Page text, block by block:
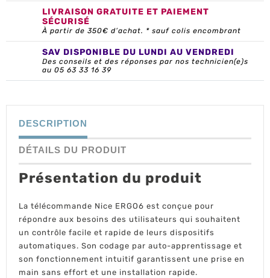
LIVRAISON GRATUITE ET PAIEMENT
SÉCURISÉ
À partir de 350€ d’achat. * sauf colis encombrant
SAV DISPONIBLE DU LUNDI AU VENDREDI
Des conseils et des réponses par nos technicien(e)s
au 05 63 33 16 39
DESCRIPTION
DÉTAILS DU PRODUIT
Présentation du produit
La télécommande Nice ERGO6 est conçue pour
répondre aux besoins des utilisateurs qui souhaitent
un contrôle facile et rapide de leurs dispositifs
automatiques. Son codage par auto-apprentissage et
son fonctionnement intuitif garantissent une prise en
main sans effort et une installation rapide.